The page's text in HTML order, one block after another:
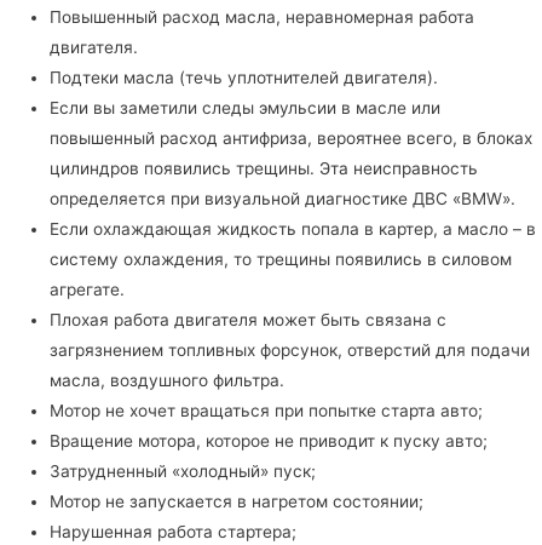
Повышенный расход масла, неравномерная работа
двигателя.
Подтеки масла (течь уплотнителей двигателя).
Если вы заметили следы эмульсии в масле или
повышенный расход антифриза, вероятнее всего, в блоках
цилиндров появились трещины. Эта неисправность
определяется при визуальной диагностике ДВС «BMW».
Если охлаждающая жидкость попала в картер, а масло – в
систему охлаждения, то трещины появились в силовом
агрегате.
Плохая работа двигателя может быть связана с
загрязнением топливных форсунок, отверстий для подачи
масла, воздушного фильтра.
Мотор не хочет вращаться при попытке старта авто;
Вращение мотора, которое не приводит к пуску авто;
Затрудненный «холодный» пуск;
Мотор не запускается в нагретом состоянии;
Нарушенная работа стартера;